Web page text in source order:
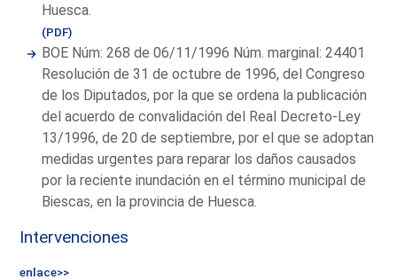
Huesca.
(PDF)
BOE Núm: 268 de 06/11/1996 Núm. marginal: 24401
Resolución de 31 de octubre de 1996, del Congreso
de los Diputados, por la que se ordena la publicación
del acuerdo de convalidación del Real Decreto-Ley
13/1996, de 20 de septiembre, por el que se adoptan
medidas urgentes para reparar los daños causados
por la reciente inundación en el término municipal de
Biescas, en la provincia de Huesca.
Intervenciones
enlace>>